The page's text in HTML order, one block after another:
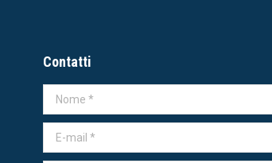
Contatti
Nome *
E-mail *